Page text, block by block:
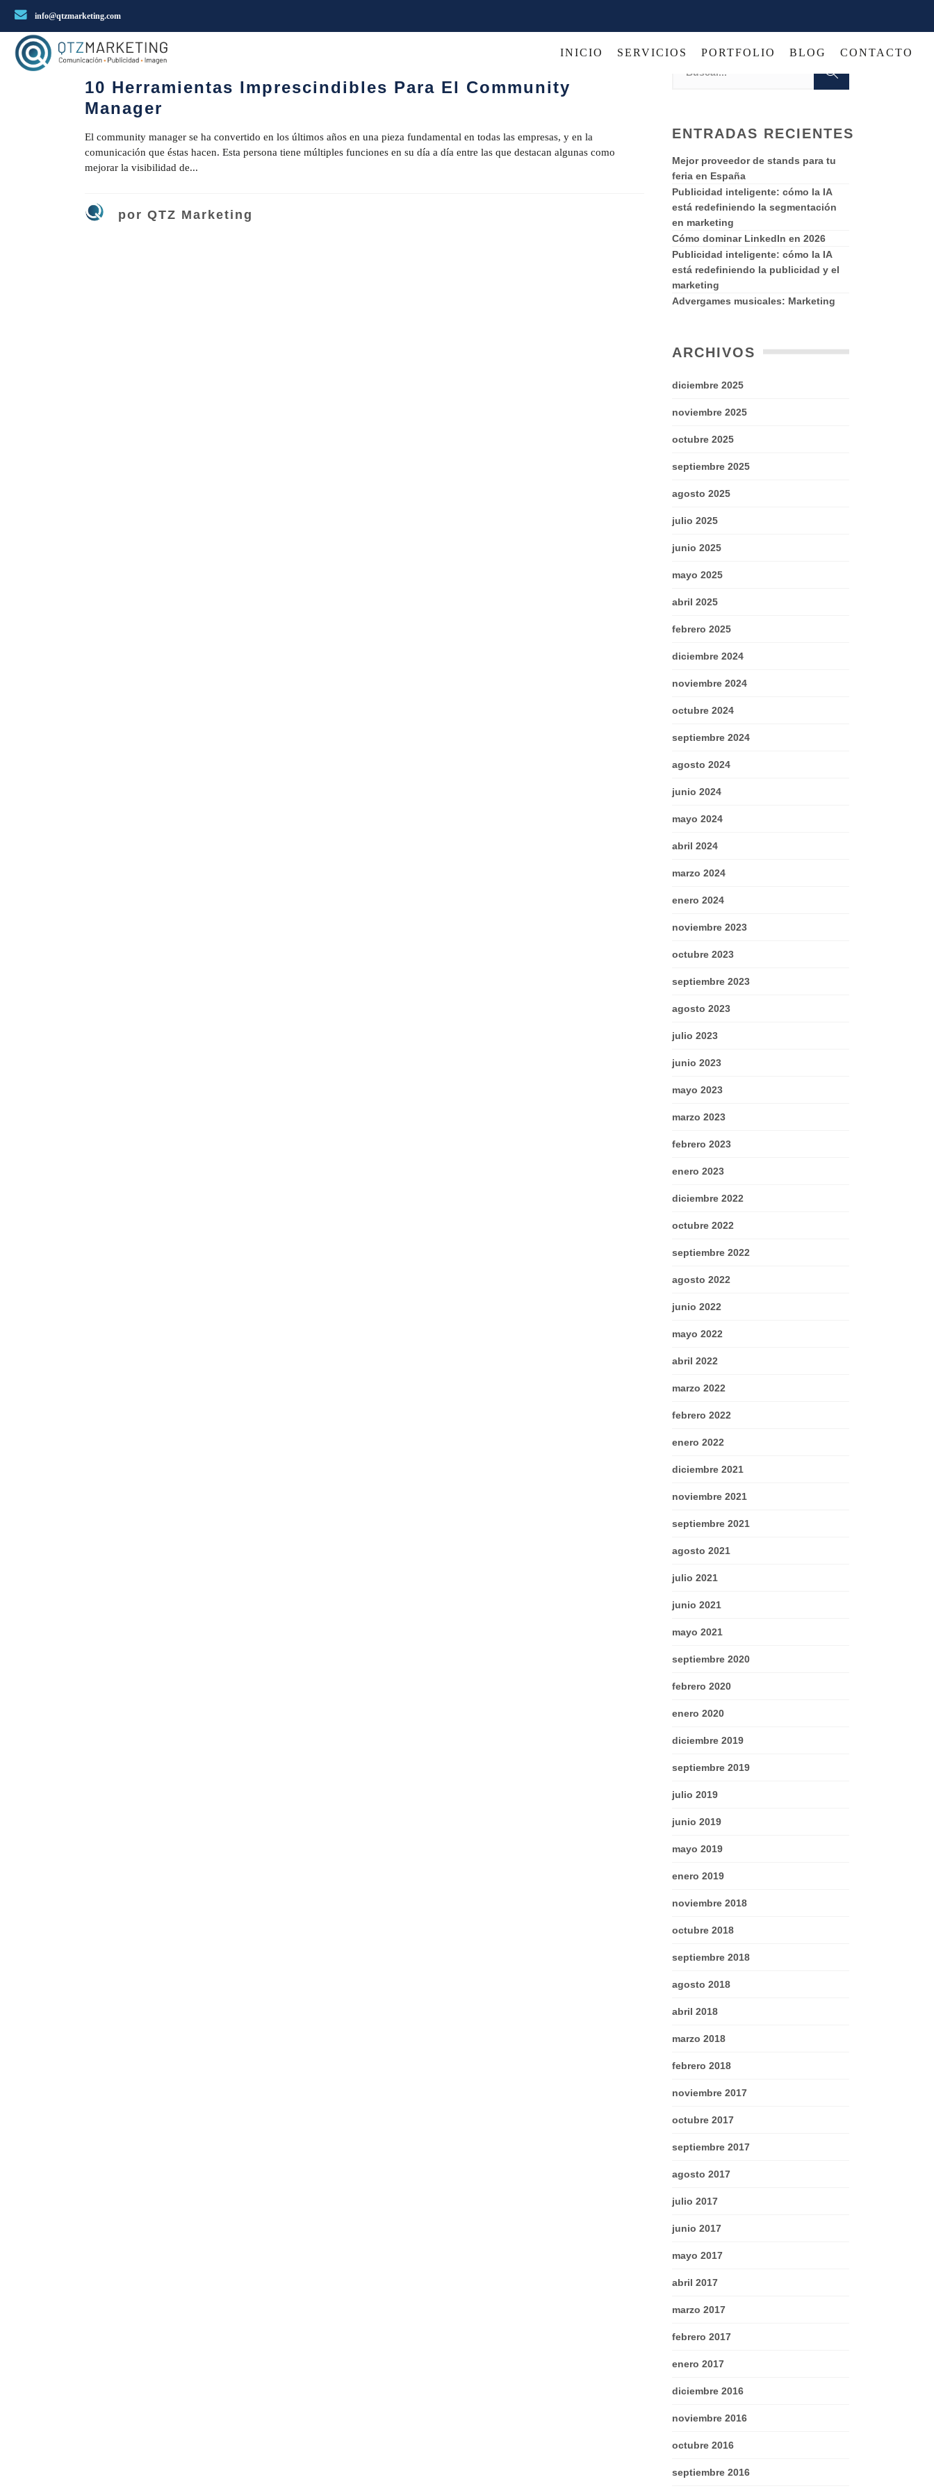
info@qtzmarketing.com
INICIO SERVICIOS PORTFOLIO BLOG CONTACTO
17 junio, 2016
10 Herramientas Imprescindibles Para El Community
Manager
El community manager se ha convertido en los últimos años en una pieza fundamental en todas las empresas, y en la
comunicación que éstas hacen. Esta persona tiene múltiples funciones en su día a día entre las que destacan algunas como
mejorar la visibilidad de...
por QTZ Marketing
ENTRADAS RECIENTES
Mejor proveedor de stands para tu
feria en España
Publicidad inteligente: cómo la IA
está redefiniendo la segmentación
en marketing
Cómo dominar LinkedIn en 2026
Publicidad inteligente: cómo la IA
está redefiniendo la publicidad y el
marketing
Advergames musicales: Marketing
ARCHIVOS
diciembre 2025
noviembre 2025
octubre 2025
septiembre 2025
agosto 2025
julio 2025
junio 2025
mayo 2025
abril 2025
febrero 2025
diciembre 2024
noviembre 2024
octubre 2024
septiembre 2024
agosto 2024
junio 2024
mayo 2024
abril 2024
marzo 2024
enero 2024
noviembre 2023
octubre 2023
septiembre 2023
agosto 2023
julio 2023
junio 2023
mayo 2023
marzo 2023
febrero 2023
enero 2023
diciembre 2022
octubre 2022
septiembre 2022
agosto 2022
junio 2022
mayo 2022
abril 2022
marzo 2022
febrero 2022
enero 2022
diciembre 2021
noviembre 2021
septiembre 2021
agosto 2021
julio 2021
junio 2021
mayo 2021
septiembre 2020
febrero 2020
enero 2020
diciembre 2019
septiembre 2019
julio 2019
junio 2019
mayo 2019
enero 2019
noviembre 2018
octubre 2018
septiembre 2018
agosto 2018
abril 2018
marzo 2018
febrero 2018
noviembre 2017
octubre 2017
septiembre 2017
agosto 2017
julio 2017
junio 2017
mayo 2017
abril 2017
marzo 2017
febrero 2017
enero 2017
diciembre 2016
noviembre 2016
octubre 2016
septiembre 2016